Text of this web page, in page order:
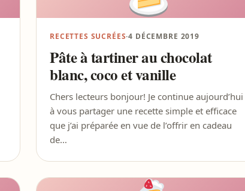
RECETTES SUCRÉES·4 DÉCEMBRE 2019
Pâte à tartiner au chocolat
blanc, coco et vanille
Chers lecteurs bonjour! Je continue aujourd’hui
à vous partager une recette simple et efficace
que j’ai préparée en vue de l’offrir en cadeau
de…